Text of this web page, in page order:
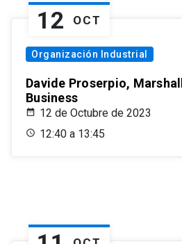
12 OCT
Organización Industrial
Davide Proserpio,
Business
12 de Octubre de 2023
12:40 a 13:45